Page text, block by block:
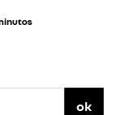
ok